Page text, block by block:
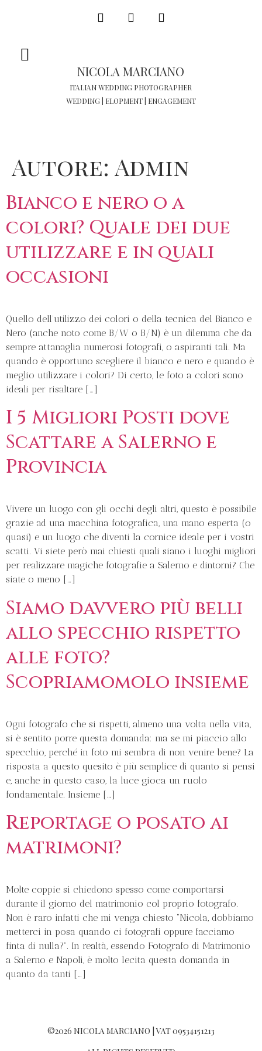
NICOLA MARCIANO
ITALIAN WEDDING PHOTOGRAPHER
WEDDING | ELOPMENT | ENGAGEMENT
Autore: Admin
Bianco e nero o a
colori? Quale dei due
utilizzare e in quali
occasioni
Quello dell’utilizzo dei colori o della tecnica del Bianco e
Nero (anche noto come B/W o B/N) è un dilemma che da
sempre attanaglia numerosi fotografi, o aspiranti tali. Ma
quando è opportuno scegliere il bianco e nero e quando è
meglio utilizzare i colori? Di certo, le foto a colori sono
ideali per risaltare […]
I 5 Migliori Posti dove
Scattare a Salerno e
Provincia
Vivere un luogo con gli occhi degli altri, questo è possibile
grazie ad una macchina fotografica, una mano esperta (o
quasi) e un luogo che diventi la cornice ideale per i vostri
scatti. Vi siete però mai chiesti quali siano i luoghi migliori
per realizzare magiche fotografie a Salerno e dintorni? Che
siate o meno […]
Siamo davvero più belli
allo specchio rispetto
alle foto?
Scopriamomolo insieme
Ogni fotografo che si rispetti, almeno una volta nella vita,
si è sentito porre questa domanda: ma se mi piaccio allo
specchio, perché in foto mi sembra di non venire bene? La
risposta a questo quesito è più semplice di quanto si pensi
e, anche in questo caso, la luce gioca un ruolo
fondamentale. Insieme […]
Reportage o posato ai
matrimoni?
Molte coppie si chiedono spesso come comportarsi
durante il giorno del matrimonio col proprio fotografo.
Non è raro infatti che mi venga chiesto “Nicola, dobbiamo
metterci in posa quando ci fotografi oppure facciamo
finta di nulla?”. In realtà, essendo Fotografo di Matrimonio
a Salerno e Napoli, è molto lecita questa domanda in
quanto da tanti […]
©2026 NICOLA MARCIANO | VAT 09534151213